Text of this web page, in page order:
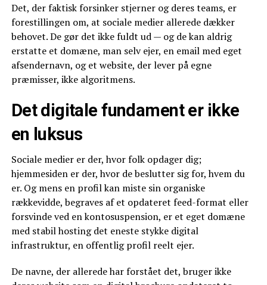
Det, der faktisk forsinker stjerner og deres teams, er
forestillingen om, at sociale medier allerede dækker
behovet. De gør det ikke fuldt ud — og de kan aldrig
erstatte et domæne, man selv ejer, en email med eget
afsendernavn, og et website, der lever på egne
præmisser, ikke algoritmens.
Det digitale fundament er ikke
en luksus
Sociale medier er der, hvor folk opdager dig;
hjemmesiden er der, hvor de beslutter sig for, hvem du
er. Og mens en profil kan miste sin organiske
rækkevidde, begraves af et opdateret feed-format eller
forsvinde ved en kontosuspension, er et eget domæne
med stabil hosting det eneste stykke digital
infrastruktur, en offentlig profil reelt ejer.
De navne, der allerede har forstået det, bruger ikke